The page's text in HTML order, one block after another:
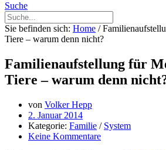
Suche
Sie befinden sich: Home /
Tiere – warum denn nicht?
Familienaufstellung für
Tiere – warum denn
von Volker Hepp
2. Januar 2014
Kategorie: Familie / System
Keine Kommentare